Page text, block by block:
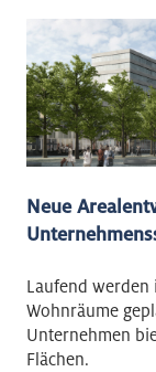
Neue
Laufend werden
Wohnräume
Unternehmen
Flächen.